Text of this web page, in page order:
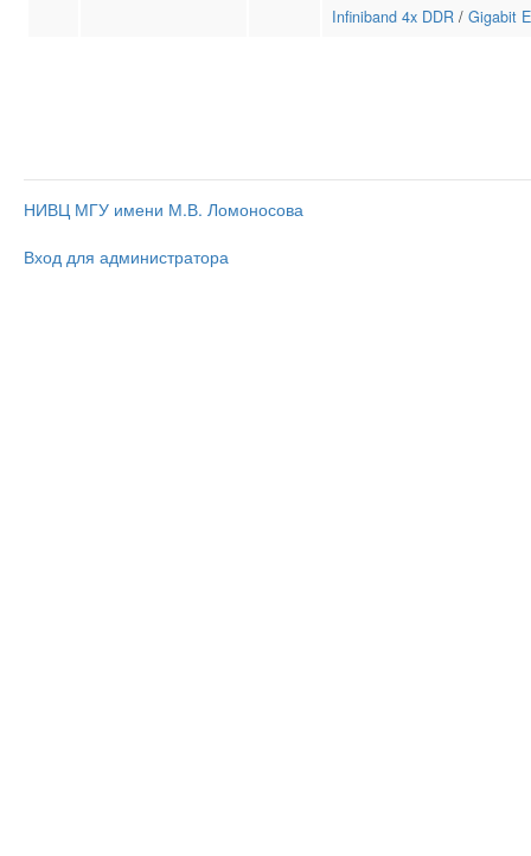
Infiniband 4x DDR / Gigabit
НИВЦ МГУ имени М.В. Ломоносова
Вход для администратора